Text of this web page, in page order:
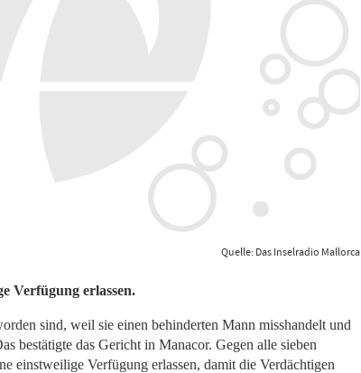
Quelle: Das Inselradio Mallorca
Verfügung erlassen.
sind, weil sie einen behinderten Mann misshandelt und
bestätigte das Gericht in Manacor. Gegen alle sieben
einstweilige Verfügung erlassen, damit die Verdächtigen